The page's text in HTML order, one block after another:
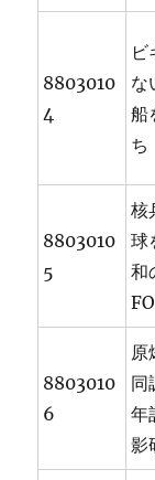
8803010
4
な
船
ち
8803010
5
核
球
和
8803010
6
原
同
年
影